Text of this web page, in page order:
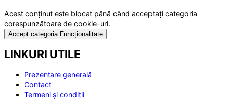
Acest conținut este blocat până când acceptați categoria
corespunzătoare de cookie-uri.
Accept categoria Funcționalitate
LINKURI UTILE
Prezentare generală
Contact
Termeni și condiții